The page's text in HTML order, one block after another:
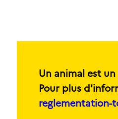
Un animal est
Pour plus
reglementation-